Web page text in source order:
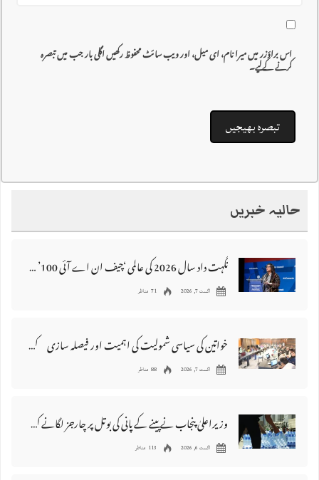
اس براؤزر میں میرا نام، ای میل، اور ویب سائٹ محفوظ رکھیں اگلی بار جب میں تبصرہ
کرنے کےلیے۔
حالیہ خبریں
نگہت داد سال 2026 کی عالمی ‘چیف ان اے آئی 100’ فہرست میں شامل
اگست 7, 2026 71 مناظر
خواتین کی سیاسی شمولیت کی اہمیت اور فیصلہ سازی کے عمل میں فعال کردار
اگست 7, 2026 88 مناظر
وزیراعلیٰ پنجاب نے پینے کے پانی کی بوتل پر چارجز لگانے کی تجویز مستر دکر دی
اگست 6, 2026 113 مناظر